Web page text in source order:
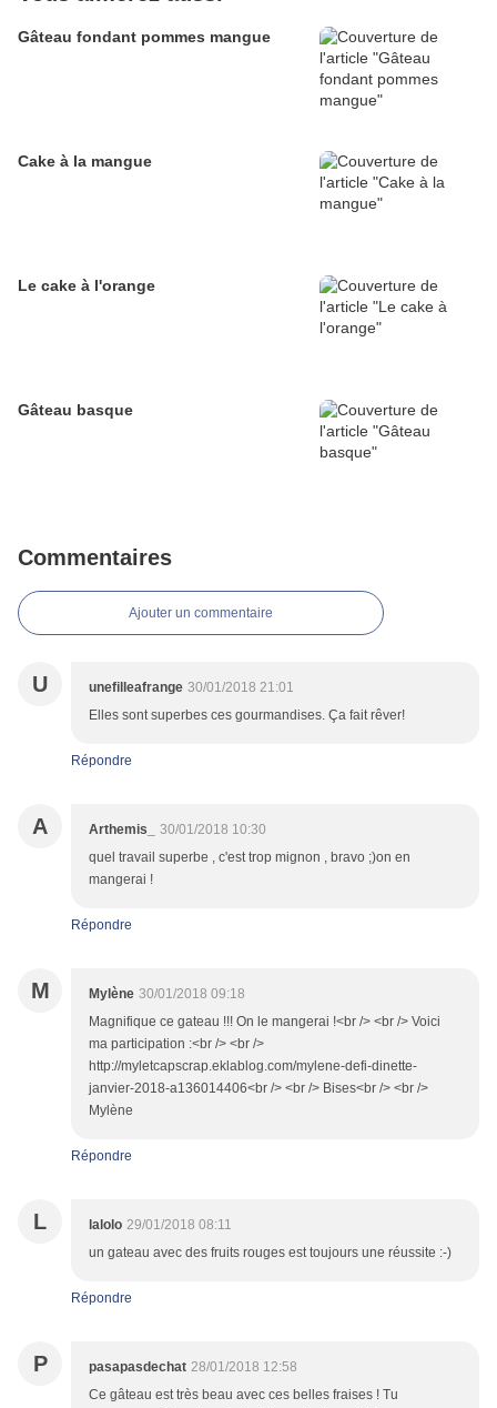
Gâteau fondant pommes mangue
Cake à la mangue
Le cake à l'orange
Gâteau basque
Commentaires
Ajouter un commentaire
U unefilleafrange 30/01/2018 21:01
Elles sont superbes ces gourmandises. Ça fait rêver!
Répondre
A Arthemis_
30/01/2018 10:30
quel travail superbe , c'est trop mignon , bravo ;)on en
mangerai !
Répondre
M Mylène 30/01/2018 09:18
Magnifique ce gateau !!! On le mangerai !<br /> <br /> Voici
ma participation :<br /> <br />
http://myletcapscrap.eklablog.com/mylene-defi-dinette-
janvier-2018-a136014406<br /> <br /> Bises<br /> <br />
Mylène
Répondre
L lalolo 29/01/2018 08:11
un gateau avec des fruits rouges est toujours une réussite :-)
Répondre
P pasapasdechat 28/01/2018 12:58
Ce gâteau est très beau avec ces belles fraises ! Tu